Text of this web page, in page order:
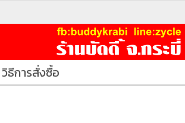
วิธีการสั่งซื้อ